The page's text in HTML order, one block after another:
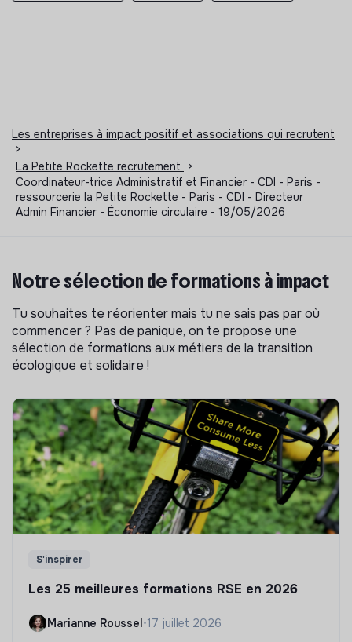
Les entreprises à impact positif et associations qui recrutent
>
La Petite Rockette recrutement
>
Coordinateur-trice Administratif et Financier - CDI - Paris -
ressourcerie la Petite Rockette - Paris - CDI - Directeur
Admin Financier - Économie circulaire - 19/05/2026
Notre sélection de formations à impact
Tu souhaites te réorienter mais tu ne sais pas par où
commencer ? Pas de panique, on te propose une
sélection de formations aux métiers de la transition
écologique et solidaire !
S'inspirer
Les 25 meilleures formations RSE en 2026
Marianne Roussel•17 juillet 2026